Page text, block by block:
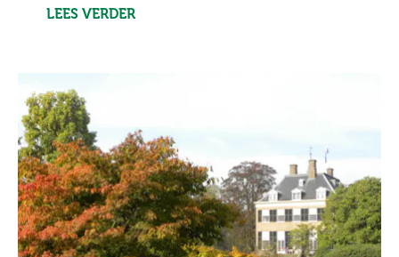
LEES VERDER